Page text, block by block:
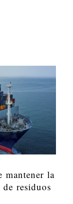
mantener la
residuos